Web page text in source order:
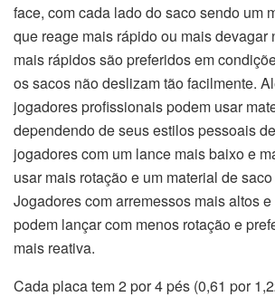
face, com cada lado do saco sendo um
que reage mais rápido ou mais devagar
mais rápidos são preferidos em
os sacos não deslizam tão facilmente.
jogadores profissionais podem usar
dependendo de seus estilos pessoais
jogadores com um lance mais baixo e
usar mais rotação e um material de
Jogadores com arremessos mais altos
podem lançar com menos rotação e
mais reativa.
Cada placa tem 2 por 4 pés (0,61 por